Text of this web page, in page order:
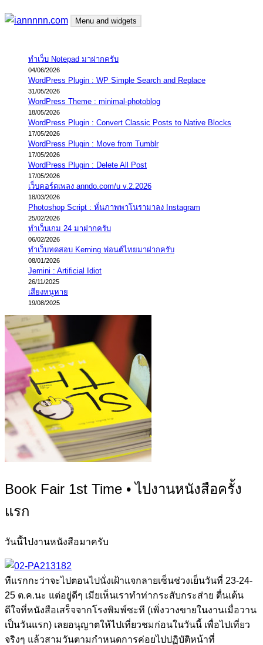
Skip
Menu and widgets
ทำเว็บ Notepad มาฝากครับ
04/06/2026
WordPress Plugin : WP Simple Search and Replace
31/05/2026
WordPress Theme : minimal-photoblog
18/05/2026
WordPress Plugin : Convert Classic Posts to Native Blocks
17/05/2026
WordPress Plugin : Move from Tumblr
17/05/2026
WordPress Plugin : Delete All Post
17/05/2026
เว็บคอร์ดเพลง anndo.com/u v.2.2026
18/03/2026
Photoshop Script : หั่นภาพพาโนรามาลง Instagram
25/02/2026
ทำเว็บเกม 24 มาฝากครับ
06/02/2026
ทำเว็บทดสอบ Kerning ฟอนต์ไทยมาฝากครับ
08/01/2026
Jemini : Artificial Idiot
26/11/2025
เสียงหนูหาย
19/08/2025
Book Fair 1st Time • ไปงานหนังสือครั้ง
แรก
วันนี้ไปงานหนังสือมาครับ
ทีแรกกะว่าจะไปตอนไปนั่งเฝ้าแจกลายเซ็นช่วงเย็นวันที่ 23-24-
25 ต.ค.นะ แต่อยู่ดีๆ เมียเห็นเราทำท่ากระสับกระส่าย ตื่นเต้น
ดีใจที่หนังสือเสร็จจากโรงพิมพ์ซะที (เพิ่งวางขายในงานเมื่อวาน
เป็นวันแรก) เลยอนุญาตให้ไปเที่ยวชมก่อนในวันนี้ เพื่อไปเที่ยว
จริงๆ แล้วสามวันตามกำหนดการค่อยไปปฏิบัติหน้าที่